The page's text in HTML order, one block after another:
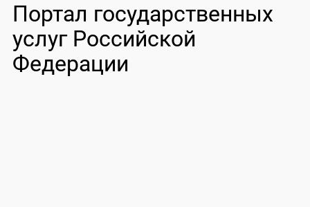
Портал государственных
услуг Российской
Федерации